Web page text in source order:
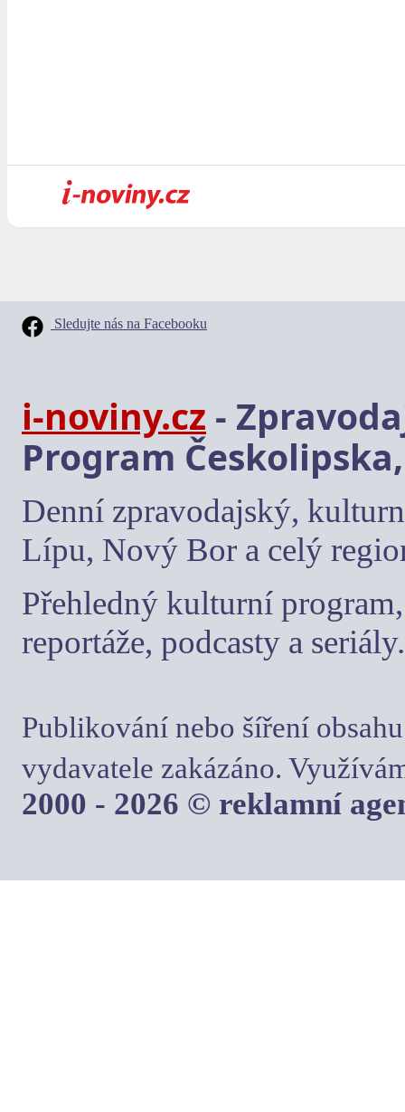
Sledujte nás na Facebooku
i-noviny.cz -
Program
Denní zpravodajský,
Lípu, Nový Bor a celý
Přehledný kulturní
reportáže, podcasty a seriály.
Publikování nebo šíření
vydavatele zakázáno.
2000 - 2026 © reklamní